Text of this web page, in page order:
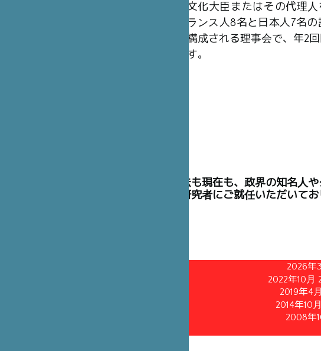
文化大臣またはその代理
ランス人8名と日本人7名の
構成される理事会で、年2
す。
理事には、過去も現在も、政界の知名人
た高官や学術研究者にご就任いただいて
2026年
2022年10月
2019年4月
2014年10月
2008年